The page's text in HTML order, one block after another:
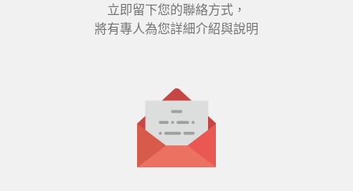
立即留下您的聯絡方式，
將有專人為您詳細介紹與說明